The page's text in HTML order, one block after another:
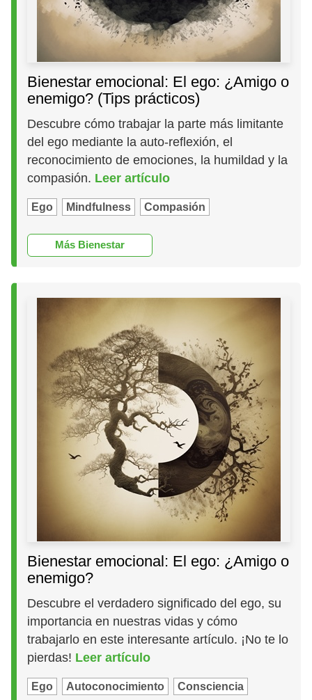
Bienestar emocional: El ego: ¿Amigo o
enemigo? (Tips prácticos)
Descubre cómo trabajar la parte más limitante
del ego mediante la auto-reflexión, el
reconocimiento de emociones, la humildad y la
compasión. Leer artículo
Ego Mindfulness Compasión
Más Bienestar
Bienestar emocional: El ego: ¿Amigo o
enemigo?
Descubre el verdadero significado del ego, su
importancia en nuestras vidas y cómo
trabajarlo en este interesante artículo. ¡No te lo
pierdas! Leer artículo
Ego Autoconocimiento Consciencia